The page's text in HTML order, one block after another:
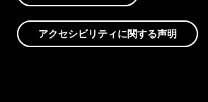
アクセシビリティに関する声明